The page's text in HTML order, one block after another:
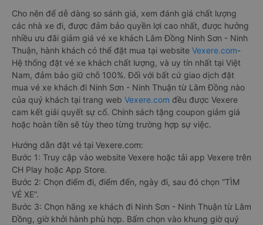
Cho nên để dễ dàng so sánh giá, xem đánh giá chất lượng
các nhà xe đi, được đảm bảo quyền lợi cao nhất, được hưởng
nhiều ưu đãi giảm giá vé xe khách Lâm Đồng Ninh Sơn - Ninh
Thuận, hành khách có thể đặt mua tại website Vexere.com-
Hệ thống đặt vé xe khách chất lượng, và uy tín nhất tại Việt
Nam, đảm bảo giữ chỗ 100%. Đối với bất cứ giao dịch đặt
mua vé xe khách đi Ninh Sơn - Ninh Thuận từ Lâm Đồng nào
của quý khách tại trang web Vexere.com đều được Vexere
cam kết giải quyết sự cố. Chính sách tặng coupon giảm giá
hoặc hoàn tiền sẽ tùy theo từng trường hợp sự việc.
Hướng dẫn đặt vé tại Vexere.com:
Bước 1: Truy cập vào website Vexere hoặc tải app Vexere trên
CH Play hoặc App Store.
Bước 2: Chọn điểm đi, điểm đến, ngày đi, sau đó chọn “TÌM
VÉ XE”.
Bước 3: Chọn hãng xe khách đi Ninh Sơn - Ninh Thuận từ Lâm
Đồng, giờ khởi hành phù hợp. Bấm chọn vào khung giờ quý